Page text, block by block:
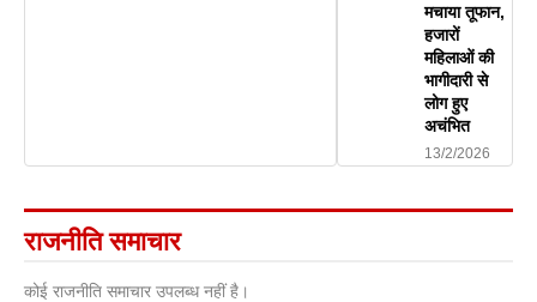
मचाया तूफान,
हजारों
महिलाओं की
भागीदारी से
लोग हुए
अचंभित
13/2/2026
राजनीति समाचार
कोई राजनीति समाचार उपलब्ध नहीं है।